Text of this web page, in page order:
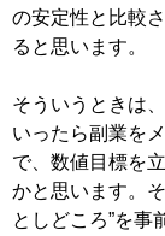
の安定性と比較
ると思います。
そういうときは
いったら副業を
で、数値目標を
かと思います。
としどころ”を事